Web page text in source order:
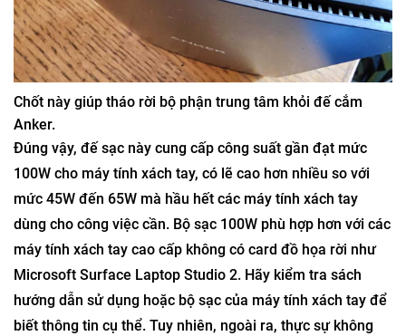
Chốt này giúp tháo rời bộ phận trung tâm khỏi đế cắm
Anker.
Đúng vậy, đế sạc này cung cấp công suất gần đạt mức
100W cho máy tính xách tay, có lẽ cao hơn nhiều so với
mức 45W đến 65W mà hầu hết các máy tính xách tay
dùng cho công việc cần. Bộ sạc 100W phù hợp hơn với các
máy tính xách tay cao cấp không có card đồ họa rời như
Microsoft Surface Laptop Studio 2. Hãy kiểm tra sách
hướng dẫn sử dụng hoặc bộ sạc của máy tính xách tay để
biết thông tin cụ thể. Tuy nhiên, ngoài ra, thực sự không